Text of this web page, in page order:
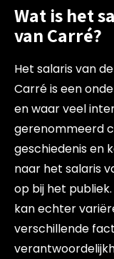
Wat is het
van Carré?
Het salaris van
Carré is een
en waar veel
gerenommeerd
geschiedenis en
naar het salaris
op bij het
kan echter
verschillende